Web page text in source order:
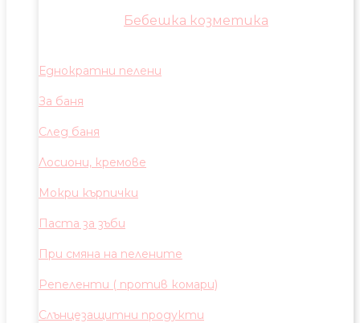
Бебешка козметика
Еднократни пелени
За баня
След баня
Лосиони, кремове
Мокри кърпички
Паста за зъби
При смяна на пелените
Репеленти ( против комари)
Слънцезащитни продукти